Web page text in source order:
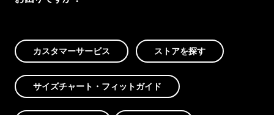
カスタマーサービス ストアを探す
サイズチャート・フィットガイド